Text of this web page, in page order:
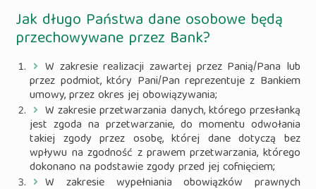
Jak długo Państwa dane osobowe będą
przechowywane przez Bank?
W zakresie realizacji zawartej przez Panią/Pana lub
przez podmiot, który Pani/Pan reprezentuje z Bankiem
umowy, przez okres jej obowiązywania;
W zakresie przetwarzania danych, którego przesłanką
jest zgoda na przetwarzanie, do momentu odwołania
takiej zgody przez osobę, której dane dotyczą bez
wpływu na zgodność z prawem przetwarzania, którego
dokonano na podstawie zgody przed jej cofnięciem;
W zakresie wypełniania obowiązków prawnych